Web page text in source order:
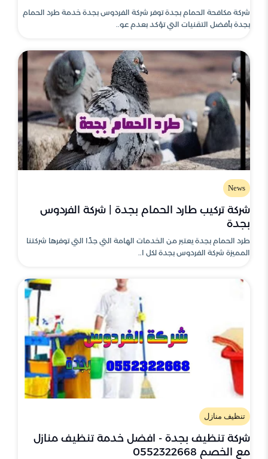
شركة مكافحة الحمام بجدة توفر شركة الفردوس بجدة خدمة طرد الحمام
بجدة بأفضل التقنيات التي تؤكد بعدم عو..
News
شركة تركيب طارد الحمام بجدة | شركة الفردوس
بجدة
طرد الحمام بجدة يعتبر من الخدمات الهامة التي جدًا التي توفرها شركتنا
المميزة شركة الفردوس بجدة لكل ا..
تنظيف منازل
شركة تنظيف بجدة - افضل خدمة تنظيف منازل
مع الخصم 0552322668